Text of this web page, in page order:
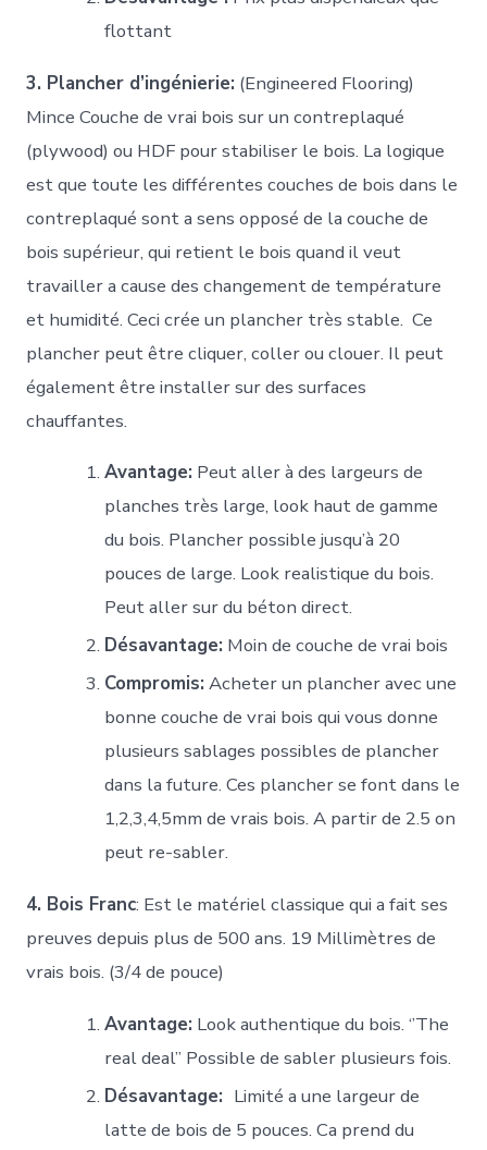
flottant
3. Plancher d’ingénierie: (Engineered Flooring)
Mince Couche de vrai bois sur un contreplaqué
(plywood) ou HDF pour stabiliser le bois. La logique
est que toute les différentes couches de bois dans le
contreplaqué sont a sens opposé de la couche de
bois supérieur, qui retient le bois quand il veut
travailler a cause des changement de température
et humidité. Ceci crée un plancher très stable. Ce
plancher peut être cliquer, coller ou clouer. Il peut
également être installer sur des surfaces
chauffantes.
Avantage: Peut aller à des largeurs de
planches très large, look haut de gamme
du bois. Plancher possible jusqu’à 20
pouces de large. Look realistique du bois.
Peut aller sur du béton direct.
Désavantage: Moin de couche de vrai bois
Compromis: Acheter un plancher avec une
bonne couche de vrai bois qui vous donne
plusieurs sablages possibles de plancher
dans la future. Ces plancher se font dans le
1,2,3,4,5mm de vrais bois. A partir de 2.5 on
peut re-sabler.
4. Bois Franc: Est le matériel classique qui a fait ses
preuves depuis plus de 500 ans. 19 Millimètres de
vrais bois. (3/4 de pouce)
Avantage: Look authentique du bois. ‘’The
real deal’’ Possible de sabler plusieurs fois.
Désavantage: Limité a une largeur de
latte de bois de 5 pouces. Ca prend du